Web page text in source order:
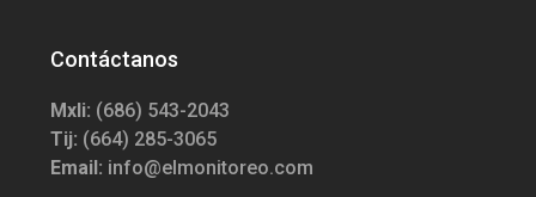
Contáctanos
Mxli: (686) 543-2043
Tij: (664) 285-3065
Email: info@elmonitoreo.com